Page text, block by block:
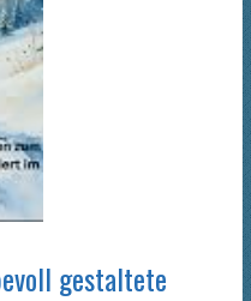
gestaltete